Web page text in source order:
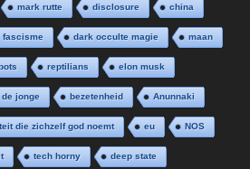
mark rutte disclosure china
fascisme dark occulte magie maan
reptilians elon musk
jonge bezetenheid Anunnaki
die zichzelf god noemt eu NOS
tech horny deep state